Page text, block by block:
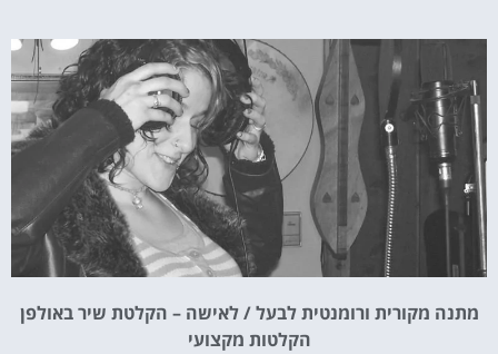
מתנה מקורית ורומנטית לבעל / לאישה – הקלטת שיר באולפן
הקלטות מקצועי